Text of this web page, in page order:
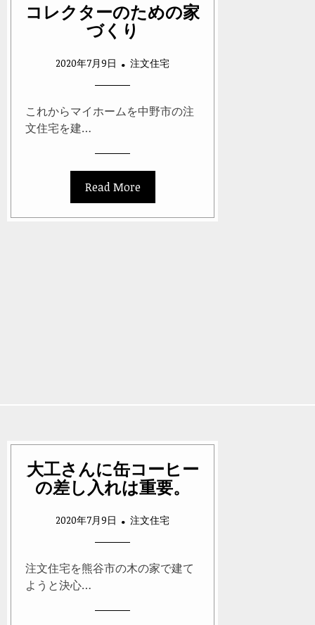
コレクターのための家
づくり
2020年7月9日 注文住宅
これからマイホームを中野市の注
文住宅を建…
Read More
大工さんに缶コーヒー
の差し入れは重要。
2020年7月9日 注文住宅
注文住宅を熊谷市の木の家で建て
ようと決心…